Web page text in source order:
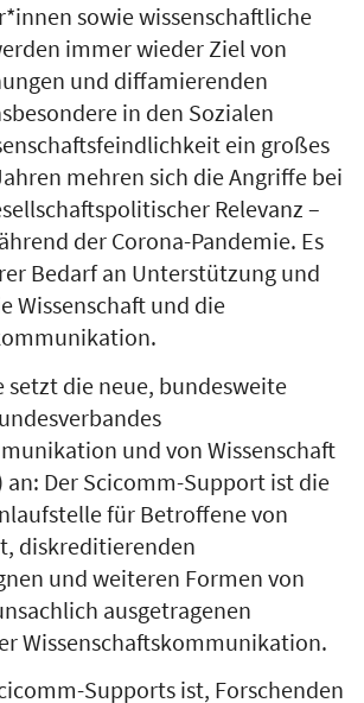
sowie wissenschaftliche
immer wieder Ziel von
und diffamierenden
in den Sozialen
ein großes
mehren sich die Angriffe bei
Relevanz –
der Corona-Pandemie. Es
Bedarf an Unterstützung und
Wissenschaft und die
setzt die neue, bundesweite
und von Wissenschaft
an: Der Scicomm-Support ist die
für Betroffene von
diskreditierenden
und weiteren Formen von
ausgetragenen
Wissenschaftskommunikation.
Supports ist, Forschenden